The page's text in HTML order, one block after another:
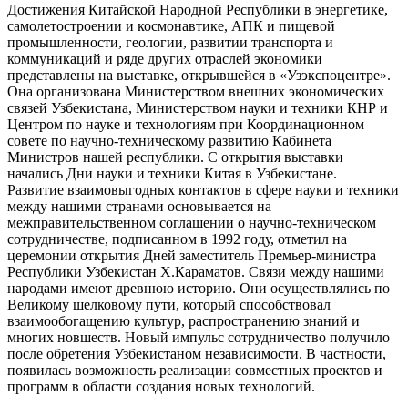
Достижения Китайской Народной Республики в энергетике,
самолетостроении и космонавтике, АПК и пищевой
промышленности, геологии, развитии транспорта и
коммуникаций и ряде других отраслей экономики
представлены на выставке, открывшейся в «Узэкспоцентре».
Она организована Министерством внешних экономических
связей Узбекистана, Министерством науки и техники КНР и
Центром по науке и технологиям при Координационном
совете по научно-техническому развитию Кабинета
Министров нашей республики. С открытия выставки
начались Дни науки и техники Китая в Узбекистане.
Развитие взаимовыгодных контактов в сфере науки и техники
между нашими странами основывается на
межправительственном соглашении о научно-техническом
сотрудничестве, подписанном в 1992 году, отметил на
церемонии открытия Дней заместитель Премьер-министра
Республики Узбекистан Х.Караматов. Связи между нашими
народами имеют древнюю историю. Они осуществлялись по
Великому шелковому пути, который способствовал
взаимообогащению культур, распространению знаний и
многих новшеств. Новый импульс сотрудничество получило
после обретения Узбекистаном независимости. В частности,
появилась возможность реализации совместных проектов и
программ в области создания новых технологий.